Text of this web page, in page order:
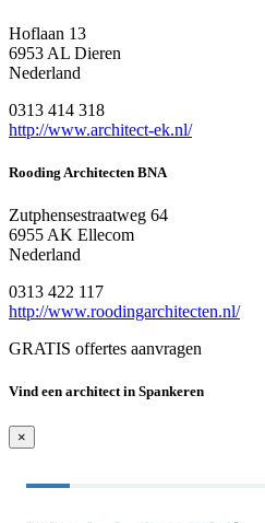
Hoflaan 13
6953 AL Dieren
Nederland
0313 414 318
http://www.architect-ek.nl/
Rooding Architecten BNA
Zutphensestraatweg 64
6955 AK Ellecom
Nederland
0313 422 117
http://www.roodingarchitecten.nl/
GRATIS offertes aanvragen
Vind een architect in Spankeren
×